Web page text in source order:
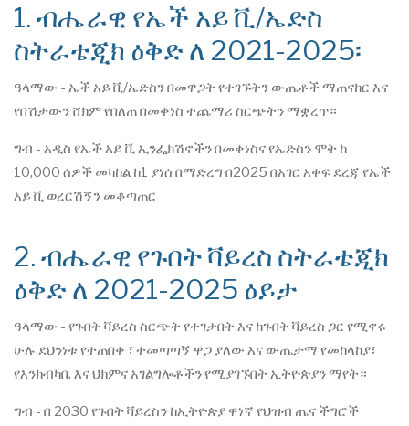
1. ብሔራዊ የኤች አይ ቪ/ኤድስ
ስትራቴጂክ ዕቅድ ለ 2021-2025፡
ዓላማው - ኤች አይ ቪ/ኤድስን በመዋጋት የተገኙትን ውጤቶች ማጠናከር እና
የበሽታውን ሸክም የበለጠ በመቀነስ ተጨማሪ ስርጭትን ማቋረጥ።
ግብ - አዲስ የኤች አይ ቪ ኢንፌክሽኖችን በመቀነስና የኤድስን ሞት ከ
10,000 ሰዎች መካከል ከ1 ያነሰ በማድረግ በ2025 በአገር አቀፍ ደረጃ የኤች
አይ ቪ ወረርሽኝን መቆጣጠር
2. ብሔራዊ የጉበት ቫይረስ ስትራቴጂክ
ዕቅድ ለ 2021-2025 ዕይታ
ዓላማው - የጉበት ቫይረስ ስርጭት የተገታበት እና ከጉበት ቫይረስ ጋር የሚኖሩ
ሁሉ ደህንነቱ የተጠበቀ ፣ ተመጣጣኝ ዋጋ ያለው እና ውጤታማ የመከላከያ፣
የእንክብካቤ እና ህክምና አገልግሎቶችን የሚያገኙበት ኢትዮጵያን ማየት።
ግብ - በ 2030 የጉበት ቫይረስን ከኢትዮጵያ ዋነኛ የህዝብ ጤና ችግሮች